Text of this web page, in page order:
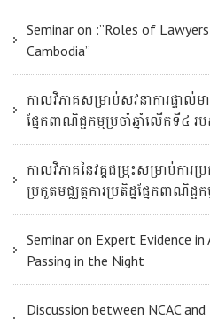
Seminar on :”Roles of
Cambodia”
កាលវិភាគសម្រាប់សវនាការផ្ទាល់មា
ផ្នែកពាណិជ្ជកម្មប្រចាំឆ្នាំលើកទី៤
កាលវិភាគនៃវគ្គជម្រុះសម្រាប់ការប្
ប្រកួតមជ្ឈត្តការប្រតិដ្ឋផ្នែកពាណិជ្
Seminar on Expert Evidence
Passing in the Night
Discussion between NCAC